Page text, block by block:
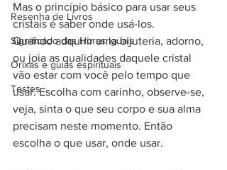
Resenha de Livros
Significado das Horas Iguais
Orixás e guias espirituais
Testes
Mas o princípio básico para usar seus
cristais é saber onde usá-los.
Quando adquirir uma bijuteria, adorno,
ou joia as qualidades daquele cristal
vão estar com você pelo tempo que
usar. Escolha com carinho, observe-se,
veja, sinta o que seu corpo e sua alma
precisam neste momento. Então
escolha o que usar, onde usar.